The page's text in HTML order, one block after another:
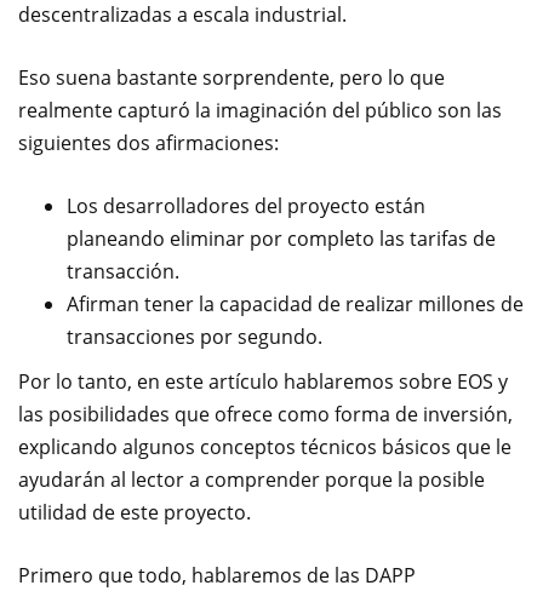
descentralizadas a escala industrial.
Eso suena bastante sorprendente, pero lo que
realmente capturó la imaginación del público son las
siguientes dos afirmaciones:
Los desarrolladores del proyecto están
planeando eliminar por completo las tarifas de
transacción.
Afirman tener la capacidad de realizar millones de
transacciones por segundo.
Por lo tanto, en este artículo hablaremos sobre EOS y
las posibilidades que ofrece como forma de inversión,
explicando algunos conceptos técnicos básicos que le
ayudarán al lector a comprender porque la posible
utilidad de este proyecto.
Primero que todo, hablaremos de las DAPP